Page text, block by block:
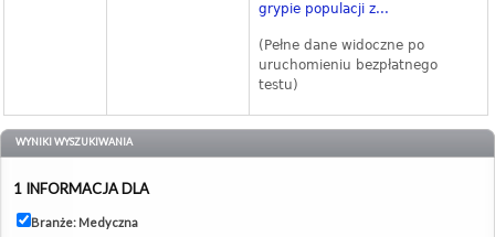
grypie populacji z...
(Pełne dane widoczne po
uruchomieniu bezpłatnego
testu)
WYNIKI WYSZUKIWANIA
1 INFORMACJA DLA
Branże: Medyczna